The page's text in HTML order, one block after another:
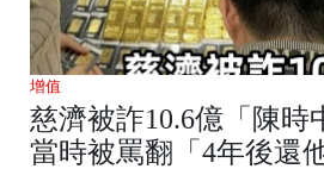
增值
慈濟被詐10.6億「陳時
當時被罵翻「4年後還